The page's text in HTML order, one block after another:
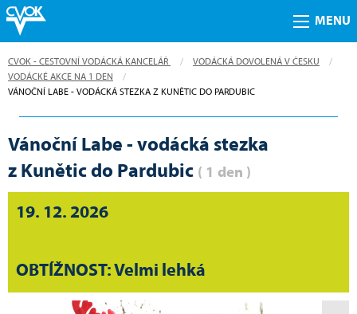
MENU
CVOK - CESTOVNÍ VODÁCKÁ KANCELÁŘ
VODÁCKÁ DOVOLENÁ V ČESKU
VODÁCKÉ AKCE NA 1 DEN
CURRENT:
VÁNOČNÍ LABE - VODÁCKÁ STEZKA Z KUNĚTIC DO PARDUBIC
Vánoční Labe - vodácká stezka
z Kunětic do Pardubic ( 1 den )
19. 12. 2026
OBTÍŽNOST: Velmi lehká